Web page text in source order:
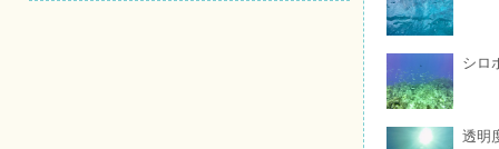
シロ
透明